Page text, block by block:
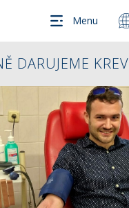
Menu
DARUJEME KREV